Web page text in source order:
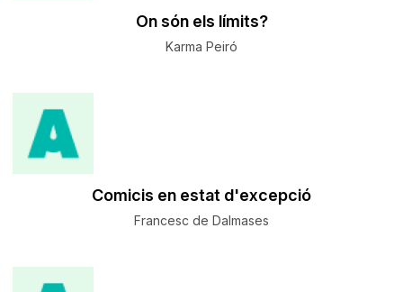
​On són els límits?
Karma Peiró
Comicis en estat d'excepció
Francesc de Dalmases